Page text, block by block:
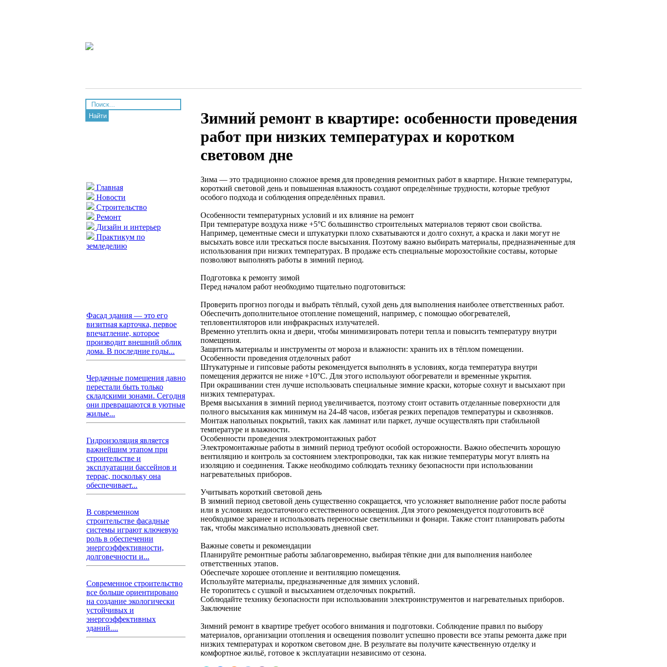
Найти
Главная
Новости
Строительство
Ремонт
Дизайн и интерьер
Практикум по
земледелию
Фасад здания — это его
визитная карточка, первое
впечатление, которое
производит внешний облик
дома. В последние годы...
Чердачные помещения давно
перестали быть только
складскими зонами. Сегодня
они превращаются в уютные
жилые...
Гидроизоляция является
важнейшим этапом при
строительстве и
эксплуатации бассейнов и
террас, поскольку она
обеспечивает...
В современном
строительстве фасадные
системы играют ключевую
роль в обеспечении
энергоэффективности,
долговечности и...
Современное строительство
все больше ориентировано
на создание экологически
устойчивых и
энергоэффективных
зданий....
Зимний ремонт в квартире: особенности проведения
работ при низких температурах и коротком
световом дне
Зима — это традиционно сложное время для проведения ремонтных работ в квартире. Низкие температуры,
короткий световой день и повышенная влажность создают определённые трудности, которые требуют
особого подхода и соблюдения определённых правил.
Особенности температурных условий и их влияние на ремонт
При температуре воздуха ниже +5°C большинство строительных материалов теряют свои свойства.
Например, цементные смеси и штукатурки плохо схватываются и долго сохнут, а краска и лаки могут не
высыхать вовсе или трескаться после высыхания. Поэтому важно выбирать материалы, предназначенные для
использования при низких температурах. В продаже есть специальные морозостойкие составы, которые
позволяют выполнять работы в зимний период.
Подготовка к ремонту зимой
Перед началом работ необходимо тщательно подготовиться:
Проверить прогноз погоды и выбрать тёплый, сухой день для выполнения наиболее ответственных работ.
Обеспечить дополнительное отопление помещений, например, с помощью обогревателей,
тепловентиляторов или инфракрасных излучателей.
Временно утеплить окна и двери, чтобы минимизировать потери тепла и повысить температуру внутри
помещения.
Защитить материалы и инструменты от мороза и влажности: хранить их в тёплом помещении.
Особенности проведения отделочных работ
Штукатурные и гипсовые работы рекомендуется выполнять в условиях, когда температура внутри
помещения держится не ниже +10°C. Для этого используют обогреватели и временные укрытия.
При окрашивании стен лучше использовать специальные зимние краски, которые сохнут и высыхают при
низких температурах.
Время высыхания в зимний период увеличивается, поэтому стоит оставить отделанные поверхности для
полного высыхания как минимум на 24-48 часов, избегая резких перепадов температуры и сквозняков.
Монтаж напольных покрытий, таких как ламинат или паркет, лучше осуществлять при стабильной
температуре и влажности.
Особенности проведения электромонтажных работ
Электромонтажные работы в зимний период требуют особой осторожности. Важно обеспечить хорошую
вентиляцию и контроль за состоянием электропроводки, так как низкие температуры могут влиять на
изоляцию и соединения. Также необходимо соблюдать технику безопасности при использовании
нагревательных приборов.
Учитывать короткий световой день
В зимний период световой день существенно сокращается, что усложняет выполнение работ после работы
или в условиях недостаточного естественного освещения. Для этого рекомендуется подготовить всё
необходимое заранее и использовать переносные светильники и фонари. Также стоит планировать работы
так, чтобы максимально использовать дневной свет.
Важные советы и рекомендации
Планируйте ремонтные работы заблаговременно, выбирая тёпкие дни для выполнения наиболее
ответственных этапов.
Обеспечьте хорошее отопление и вентиляцию помещения.
Используйте материалы, предназначенные для зимних условий.
Не торопитесь с сушкой и высыханием отделочных покрытий.
Соблюдайте технику безопасности при использовании электроинструментов и нагревательных приборов.
Заключение
Зимний ремонт в квартире требует особого внимания и подготовки. Соблюдение правил по выбору
материалов, организации отопления и освещения позволит успешно провести все этапы ремонта даже при
низких температурах и коротком световом дне. В результате вы получите качественную отделку и
комфортное жильё, готовое к эксплуатации независимо от сезона.